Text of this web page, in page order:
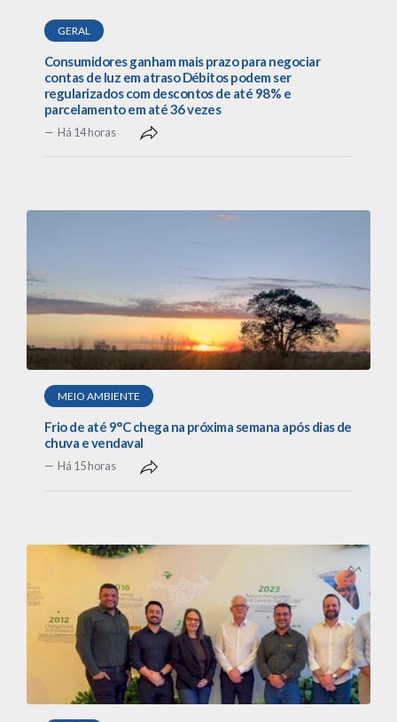
GERAL
Consumidores ganham mais prazo para negociar
contas de luz em atraso Débitos podem ser
regularizados com descontos de até 98% e
parcelamento em até 36 vezes
Há 14 horas
MEIO AMBIENTE
Frio de até 9°C chega na próxima semana após dias de
chuva e vendaval
Há 15 horas